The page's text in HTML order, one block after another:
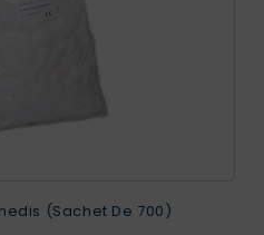
(sachet De 700)